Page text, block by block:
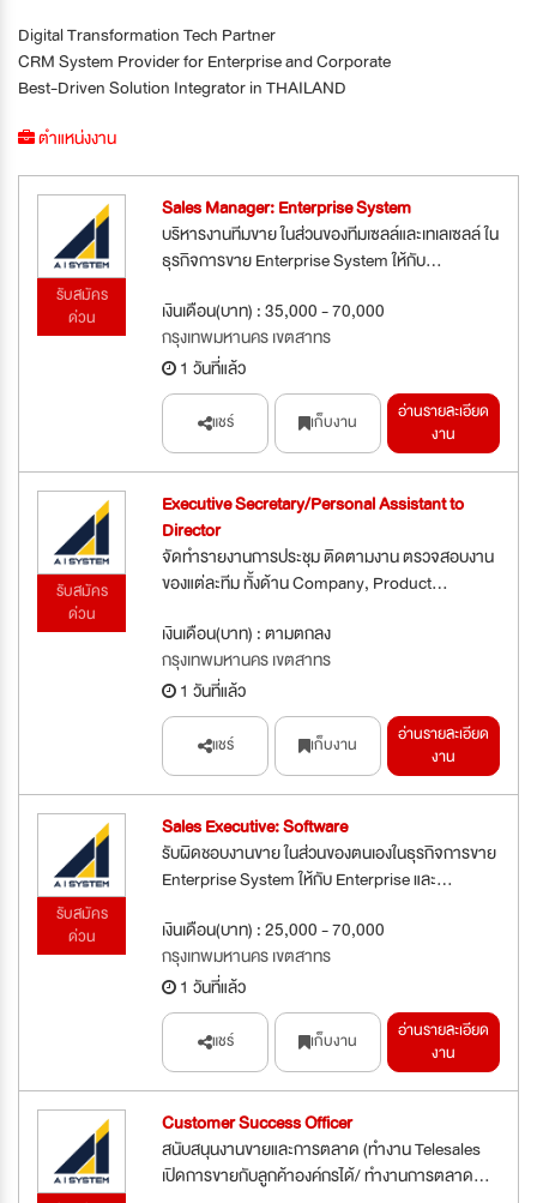
Digital Transformation Tech Partner
CRM System Provider for Enterprise and Corporate
Best-Driven Solution Integrator in THAILAND
ตำแหน่งงาน
รับสมัคร
ด่วน
Sales Manager: Enterprise System
บริหารงานทีมขาย ในส่วนของทีมเซลล์และเทเลเซลล์ ใน
ธุรกิจการขาย Enterprise System ให้กับ...
เงินเดือน(บาท) : 35,000 - 70,000
กรุงเทพมหานคร เขตสาทร
1 วันที่แล้ว
แชร์ เก็บงาน
อ่านรายละเอียด
งาน
รับสมัคร
ด่วน
Executive Secretary/Personal Assistant to
Director
จัดทำรายงานการประชุม ติดตามงาน ตรวจสอบงาน
ของแต่ละทีม ทั้งด้าน Company, Product...
เงินเดือน(บาท) : ตามตกลง
กรุงเทพมหานคร เขตสาทร
1 วันที่แล้ว
แชร์ เก็บงาน
อ่านรายละเอียด
งาน
รับสมัคร
ด่วน
Sales Executive: Software
รับผิดชอบงานขาย ในส่วนของตนเองในธุรกิจการขาย
Enterprise System ให้กับ Enterprise และ...
เงินเดือน(บาท) : 25,000 - 70,000
กรุงเทพมหานคร เขตสาทร
1 วันที่แล้ว
แชร์ เก็บงาน
อ่านรายละเอียด
งาน
Customer Success Officer
สนับสนุนงานขายและการตลาด (ทำงาน Telesales
เปิดการขายกับลูกค้าองค์กรได้/ ทำงานการตลาด...